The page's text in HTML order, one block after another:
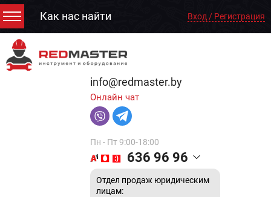
Как нас найти Вход / Регистрация
info@redmaster.by
Онлайн чат
Пн - Пт 9:00-18:00
636 96 96
Отдел продаж юридическим
лицам: